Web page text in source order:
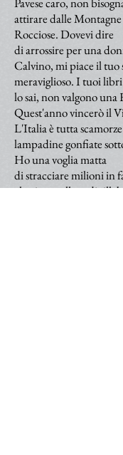
attirare dalle Montagne
Rocciose. Dovevi dire
di arrossire per una
Calvino, mi piace il tuo
meraviglioso. I tuoi libri
lo sai, non valgono una
Quest'anno vincerò il
L'Italia è tutta scamorze
lampadine gonfiate
Ho una voglia matta
di stracciare milioni in
al primo collega di